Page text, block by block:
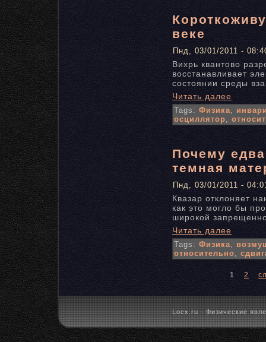
веке
Пнд, 03/01/2011 -
Вихрь квантово
восстанавливает
состоянии среды
Читать далее
Tags: Физика,
осциллятор,
Почему
темная
Пнд, 03/01/2011 -
Квазар отклоняет
как это могло бы
широкой
Читать далее
Tags: Физика,
относительно,
1 2
Locx.ru - Физические